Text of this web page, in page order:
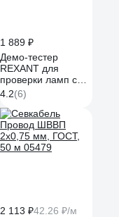
1 889 ₽
Демо-тестер
REXANT для
проверки ламп с
цоколями Е27, Е14,
gu5.3, gx53 604-801
4.2(6)
2 113 ₽42.26 ₽/м